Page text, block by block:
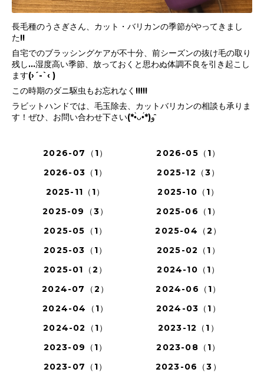
長毛種のうさぎさん、カット・バリカンの季節がやってきまし
た!!
自宅でのブラッシングケアが不十分、前シーズンの抜け毛の取り
残し...湿度高い季節、放っておくと思わぬ体調不良を引き起こし
ます(›´-`‹ )
この時期のダニ駆虫もお忘れなく!!!!!
ラビットハンドでは、毛玉除去、カットバリカンの相談も承りま
す！ぜひ、お問い合わせ下さい(*•̀ᴗ•́*)و ̑̑
2026-07（1）
2026-05（1）
2026-03（1）
2025-12（3）
2025-11（1）
2025-10（1）
2025-09（3）
2025-06（1）
2025-05（1）
2025-04（2）
2025-03（1）
2025-02（1）
2025-01（2）
2024-10（1）
2024-07（2）
2024-06（1）
2024-04（1）
2024-03（1）
2024-02（1）
2023-12（1）
2023-09（1）
2023-08（1）
2023-07（1）
2023-06（3）